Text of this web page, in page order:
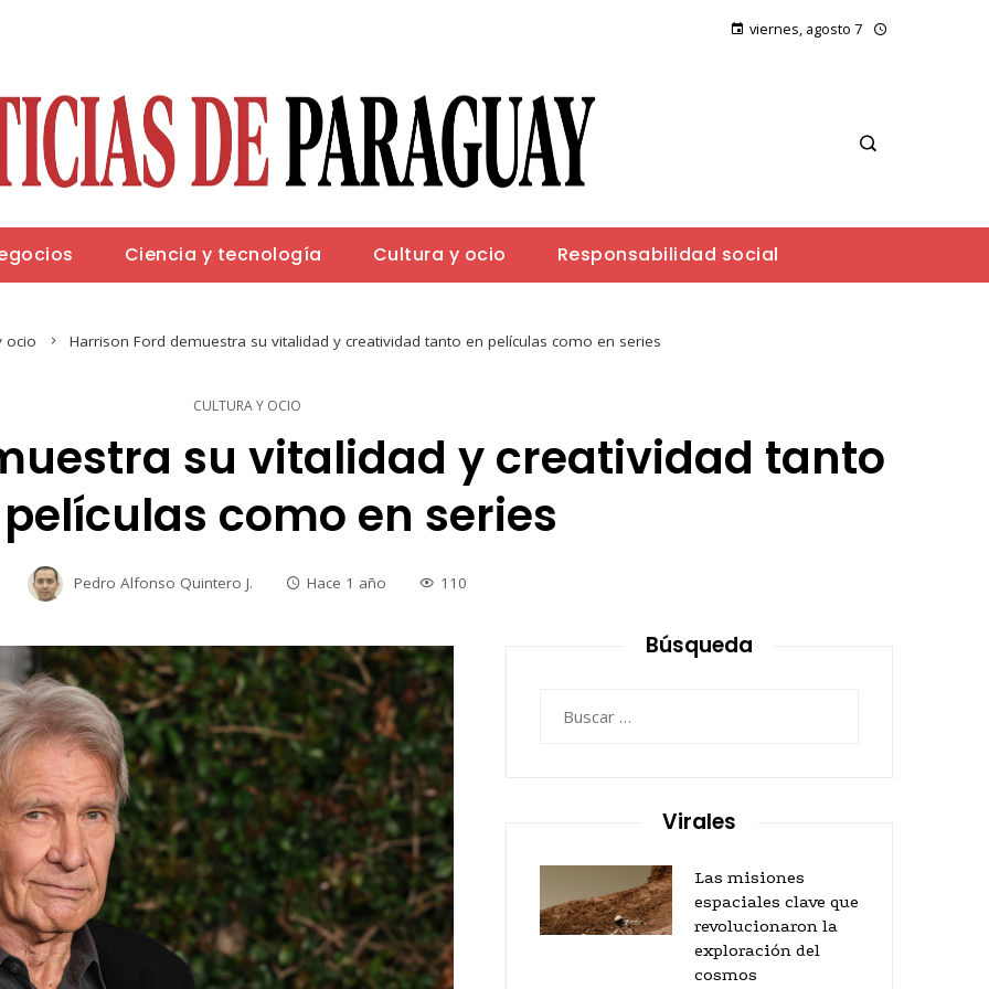
viernes, agosto 7
Ciencia y tecnología Cultura y ocio Responsabilidad social
ocio Harrison Ford demuestra su vitalidad y creatividad tanto en películas como en series
CULTURA Y OCIO
su vitalidad y creatividad tanto
como en series
Pedro Alfonso Quintero J. Hace 1 año 110
Búsqueda
Virales
Las misiones
espaciales clave que
revolucionaron la
exploración del
cosmos